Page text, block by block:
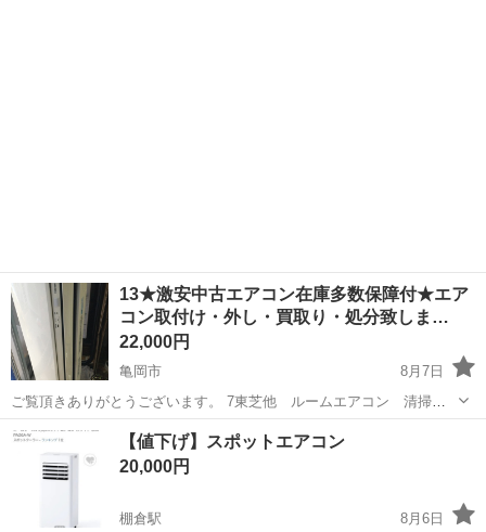
13★激安中古エアコン在庫多数保障付★エア
コン取付け・外し・買取り・処分致しま…
22,000円
亀岡市
8月7日
ご覧頂きありがとうございます。 7東芝他 ルームエアコン 清掃
済 ～8畳用 綺麗な方だと思います。 動作確認済です。 保証配達付き
です。 ◎指定対応地域◎ 京都市・長岡京市・向日市・宇治市・京...
京都 亀岡市 季節、空調家電
【値下げ】スポットエアコン
20,000円
棚倉駅
8月6日